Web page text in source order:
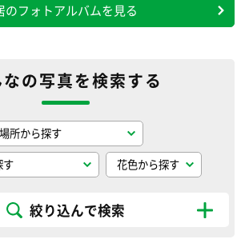
のフォトアルバムを見る
の写真を検索する
絞り込んで検索